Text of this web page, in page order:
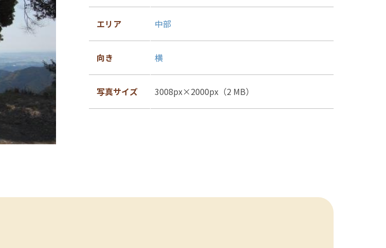
エリア 中部
向き 横
写真サイズ 3008px×2000px（2 MB）